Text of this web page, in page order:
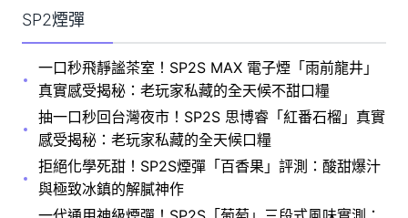
SP2煙彈
一口秒飛靜謐茶室！SP2S MAX 電子煙「雨前龍井」
真實感受揭秘：老玩家私藏的全天候不甜口糧
抽一口秒回台灣夜市！SP2S 思博睿「紅番石榴」真實
感受揭秘：老玩家私藏的全天候口糧
拒絕化學死甜！SP2S煙彈「百香果」評測：酸甜爆汁
與極致冰鎮的解膩神作